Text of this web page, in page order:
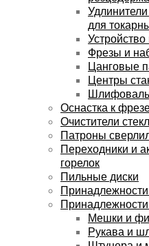
для
Фрезы и
Цанговые
Центры
Оснастка к
Очистители
Патроны
Переходники и
горелок
Пильные диски
Мешки и
Рукава и